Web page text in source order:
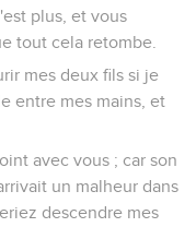
plus, et vous
tout cela retombe.
mes deux fils si je
entre mes mains, et
avec vous ; car son
un malheur dans
descendre mes